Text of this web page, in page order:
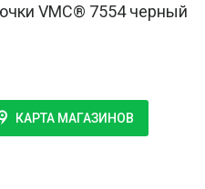
VMC® 7554 черный
КАРТА МАГАЗИНОВ